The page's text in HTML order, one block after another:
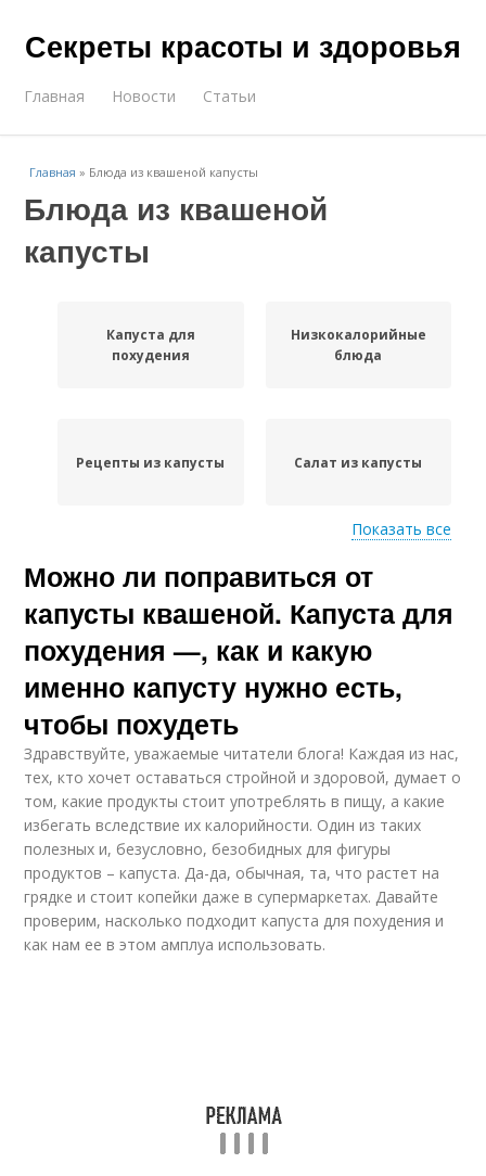
Секреты красоты и здоровья
Главная Новости Статьи
Главная » Блюда из квашеной капусты
Блюда из квашеной
капусты
Капуста для
похудения
Низкокалорийные
блюда
Рецепты из капусты Салат из капусты
Суп из капусты Тушеная капуста
Цветная капуста Капуста в духовке
Салат из цветной
капусты
Капусты с
помидорами
Диета на квашеной
капусте
Квашеная капуста
Показать все
Можно ли поправиться от
капусты квашеной. Капуста для
похудения —, как и какую
именно капусту нужно есть,
чтобы похудеть
Здравствуйте, уважаемые читатели блога! Каждая из нас,
тех, кто хочет оставаться стройной и здоровой, думает о
том, какие продукты стоит употреблять в пищу, а какие
избегать вследствие их калорийности. Один из таких
полезных и, безусловно, безобидных для фигуры
продуктов – капуста. Да-да, обычная, та, что растет на
грядке и стоит копейки даже в супермаркетах. Давайте
проверим, насколько подходит капуста для похудения и
как нам ее в этом амплуа использовать.